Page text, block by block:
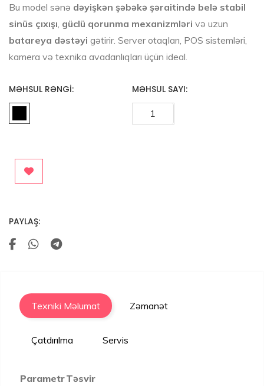
Bu model sənə dəyişkən şəbəkə şəraitində belə stabil
sinüs çıxışı güclü qorunma mexanizmləri və uzun
batareya dəstəyi gətirir. Server otaqları, POS sistemləri,
kamera və texnika avadanlıqları üçün ideal.
MƏHSUL RƏNGI: MƏHSUL SAYI:
PAYLAŞ:
Texniki Məlumat Zəmanət
Çatdırılma Servis
ParametrTəsvir